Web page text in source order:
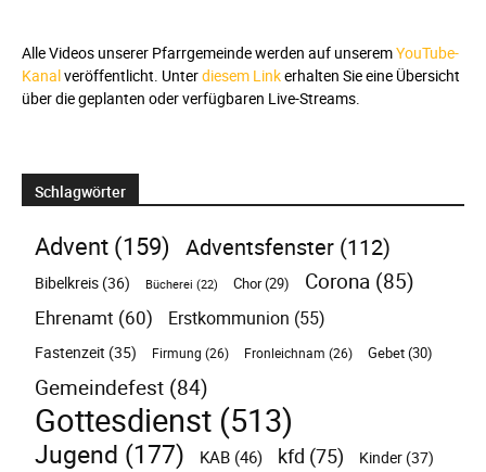
Alle Videos unserer Pfarrgemeinde werden auf unseremYouTube-
Kanalveröffentlicht. Unterdiesem Linkerhalten Sie eine Übersicht
über die geplanten oder verfügbaren Live-Streams.
Schlagwörter
Advent(159) Adventsfenster (112)
Bibelkreis (36) Bücherei (22) Chor(29) Corona (85)
Ehrenamt (60) Erstkommunion (55)
Fastenzeit (35) Firmung (26) Fronleichnam (26) Gebet(30)
Gemeindefest (84)
Gottesdienst (513)
Jugend (177) KAB (46) kfd (75) Kinder (37)